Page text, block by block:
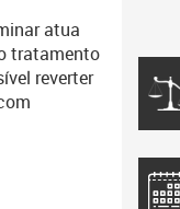
atua
tratamento
reverter